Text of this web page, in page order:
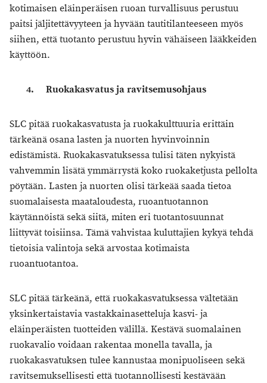
kotimaisen eläinperäisen ruoan turvallisuus perustuu
paitsi jäljitettävyyteen ja hyvään tautitilanteeseen myös
siihen, että tuotanto perustuu hyvin vähäiseen lääkkeiden
käyttöön.
4. Ruokakasvatus ja ravitsemusohjaus
SLC pitää ruokakasvatusta ja ruokakulttuuria erittäin
tärkeänä osana lasten ja nuorten hyvinvoinnin
edistämistä. Ruokakasvatuksessa tulisi täten nykyistä
vahvemmin lisätä ymmärrystä koko ruokaketjusta pellolta
pöytään. Lasten ja nuorten olisi tärkeää saada tietoa
suomalaisesta maataloudesta, ruoantuotannon
käytännöistä sekä siitä, miten eri tuotantosuunnat
liittyvät toisiinsa. Tämä vahvistaa kuluttajien kykyä tehdä
tietoisia valintoja sekä arvostaa kotimaista
ruoantuotantoa.
SLC pitää tärkeänä, että ruokakasvatuksessa vältetään
yksinkertaistavia vastakkainasetteluja kasvi- ja
eläinperäisten tuotteiden välillä. Kestävä suomalainen
ruokavalio voidaan rakentaa monella tavalla, ja
ruokakasvatuksen tulee kannustaa monipuoliseen sekä
ravitsemuksellisesti että tuotannollisesti kestävään